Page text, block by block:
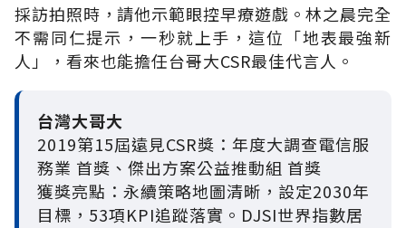
採訪拍照時，請他示範眼控早療遊戲。林之晨完全
不需同仁提示，一秒就上手，這位「地表最強新
人」，看來也能擔任台哥大CSR最佳代言人。
台灣大哥大
2019第15屆遠見CSR獎：年度大調查電信服
務業 首獎、傑出方案公益推動組 首獎
獲獎亮點：永續策略地圖清晰，設定2030年
目標，53項KPI追蹤落實。DJSI世界指數居